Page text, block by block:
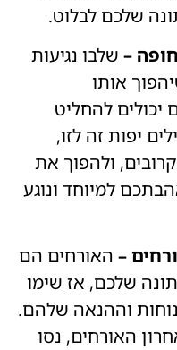
שלכם לבלוט.
– שלבו נגיעות
אותו
יכולים להחליט
יפות זה לזו,
ולהפוך את
למיוחד ונוגע
– האורחים הם
שלכם, אז שימו
וההנאה שלהם.
האורחים, נסו